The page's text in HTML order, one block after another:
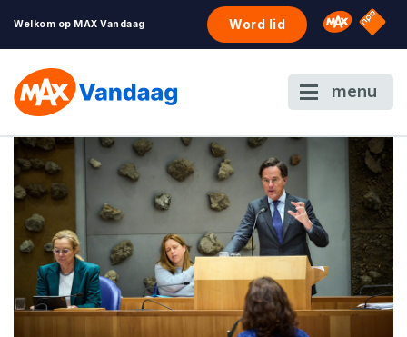
Welkom op MAX Vandaag Word lid Omroep
NPO
menu